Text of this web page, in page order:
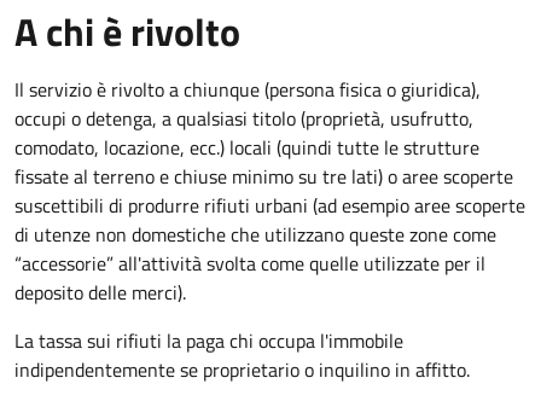
A chi è rivolto
Il servizio è rivolto a chiunque (persona fisica o giuridica),
occupi o detenga, a qualsiasi titolo (proprietà, usufrutto,
comodato, locazione, ecc.) locali (quindi tutte le strutture
fissate al terreno e chiuse minimo su tre lati) o aree scoperte
suscettibili di produrre rifiuti urbani (ad esempio aree scoperte
di utenze non domestiche che utilizzano queste zone come
“accessorie” all'attività svolta come quelle utilizzate per il
deposito delle merci).
La tassa sui rifiuti la paga chi occupa l'immobile
indipendentemente se proprietario o inquilino in affitto.